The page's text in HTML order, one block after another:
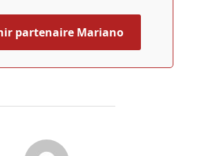
partenaire Mariano
DE LA PUBLICATION